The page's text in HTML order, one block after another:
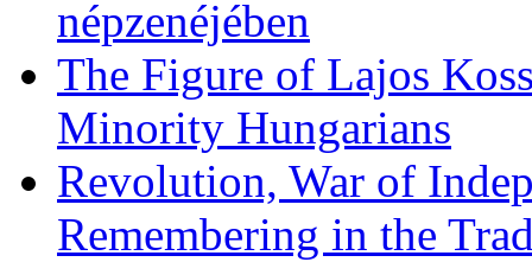
népzenéjében
The Figure of Lajos
Minority Hungarians
Revolution, War of
Remembering in the